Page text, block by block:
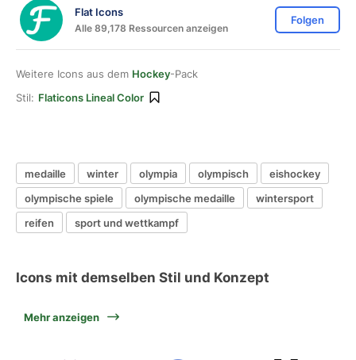
Flat Icons
Alle 89,178 Ressourcen anzeigen
Folgen
Weitere Icons aus dem Hockey-Pack
Stil: Flaticons Lineal Color
medaille winter olympia olympisch
eishockey
olympische spiele
olympische medaille
wintersport
reifen
sport und wettkampf
Icons mit demselben Stil und Konzept
Mehr anzeigen